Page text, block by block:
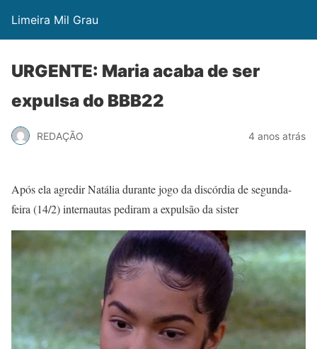
Limeira Mil Grau
URGENTE: Maria acaba de ser
expulsa do BBB22
REDAÇÃO 4 anos atrás
Após ela agredir Natália durante jogo da discórdia de segunda-
feira (14/2) internautas pediram a expulsão da sister